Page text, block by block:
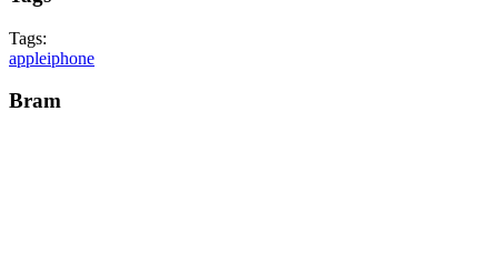
Tags:
appleiphone
Bram